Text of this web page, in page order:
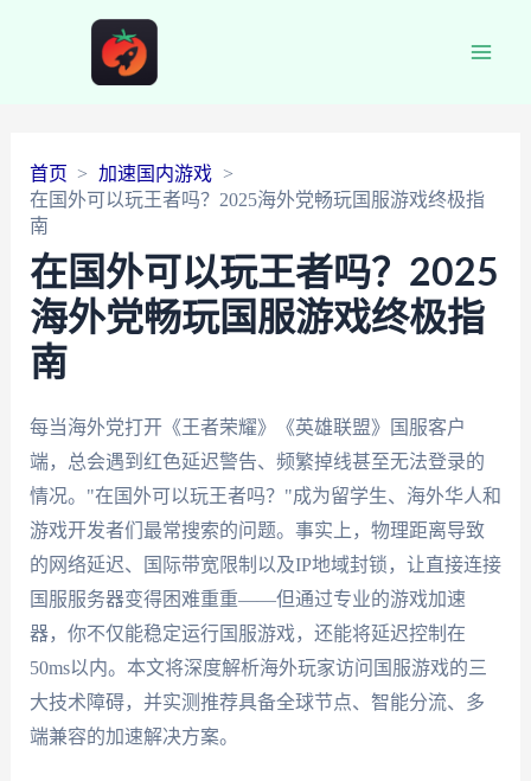
首页
加速国内游戏
在国外可以玩王者吗？2025海外党畅玩国服游戏终极指
南
在国外可以玩王者吗？2025
海外党畅玩国服游戏终极指
南
每当海外党打开《王者荣耀》《英雄联盟》国服客户
端，总会遇到红色延迟警告、频繁掉线甚至无法登录的
情况。"在国外可以玩王者吗？"成为留学生、海外华人和
游戏开发者们最常搜索的问题。事实上，物理距离导致
的网络延迟、国际带宽限制以及IP地域封锁，让直接连接
国服服务器变得困难重重——但通过专业的游戏加速
器，你不仅能稳定运行国服游戏，还能将延迟控制在
50ms以内。本文将深度解析海外玩家访问国服游戏的三
大技术障碍，并实测推荐具备全球节点、智能分流、多
端兼容的加速解决方案。